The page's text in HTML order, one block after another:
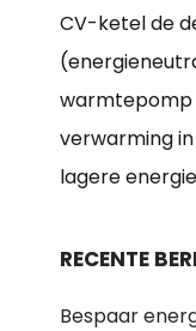
CV-ketel de
warmtepomp
verwarming
lagere
RECENTE
Bespaar